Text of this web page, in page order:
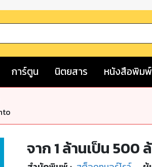
การ์ตูน นิตยสาร หนังสือพิมพ์
จาก 1 ล้านเป็น 500